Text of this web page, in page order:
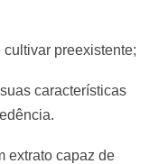
cultivar preexistente;
características
extrato capaz de